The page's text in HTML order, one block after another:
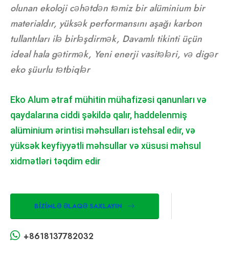
olunan ekoloji cəhətdən təmiz bir alüminium bir
materialdır, yüksək performansını aşağı karbon
tullantıları ilə birləşdirmək, Davamlı tikinti üçün
ideal hala gətirmək, Yeni enerji vasitələri, və digər
eko şüurlu tətbiqlər
Eko Alum ətraf mühitin mühafizəsi qanunları və
qaydalarına ciddi şəkildə qalır, haddelenmiş
alüminium ərintisi məhsulları istehsal edir, və
yüksək keyfiyyətli məhsullar və xüsusi məhsul
xidmətləri təqdim edir
BIZIMLƏ ƏLAQƏ SAXLAYIN
+8618137782032